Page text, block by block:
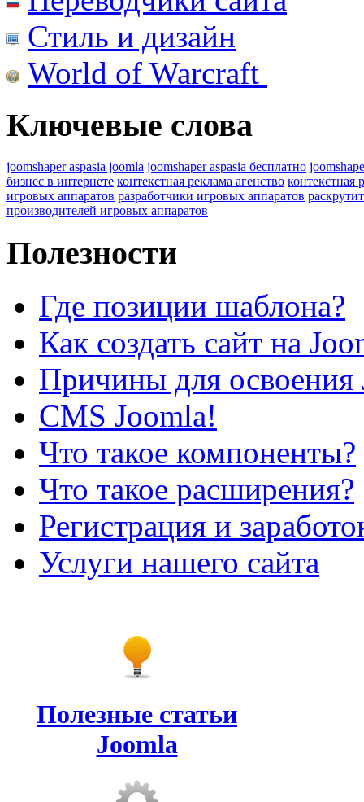
Стиль и дизайн
World of Warcraft
Ключевые слова
joomshaper aspasia joomla joomshaper aspasia бесплатно
бизнес в интернете контекстная реклама агенство контекстная
игровых аппаратов разработчики игровых аппаратов
производителей игровых аппаратов
Полезности
Где позиции шаблона?
Как создать сайт на
Причины для освоения
CMS Joomla!
Что такое компоненты?
Что такое расширения?
Регистрация и
Услуги нашего сайта
Полезные статьи
Joomla